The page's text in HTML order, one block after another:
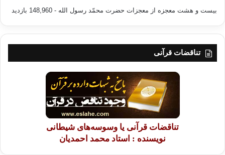
بیست و هشت معجزه از معجزات حضرت محمّد رسول الله - 148,960 بازدید
تناقضات قرآنی
تناقضات قرآنی یا وسوسه‌های شیطانی
نویسنده : استاد محمد احمدیان